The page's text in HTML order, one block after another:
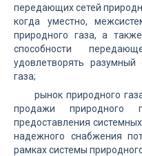
передающих сетей
когда уместно,
природного газа, а
способности
удовлетворять
газа;
рынок природного
продажи природного
предоставления
надежного снабжения
рамках системы